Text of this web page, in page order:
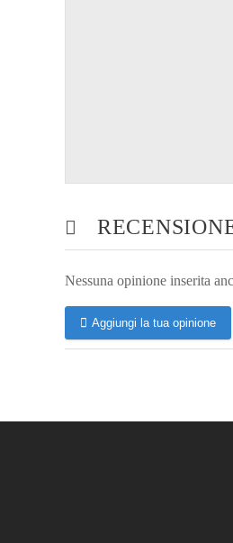
Nessuna opinione inserita
Aggiungi la tua opinione